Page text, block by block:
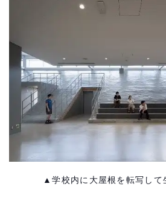
▲学校内に大屋根を転写して